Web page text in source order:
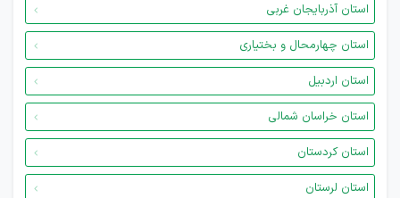
استان آذربایجان غربی
استان چهارمحال و بختیاری
استان اردبیل
استان خراسان شمالی
استان کردستان
استان لرستان